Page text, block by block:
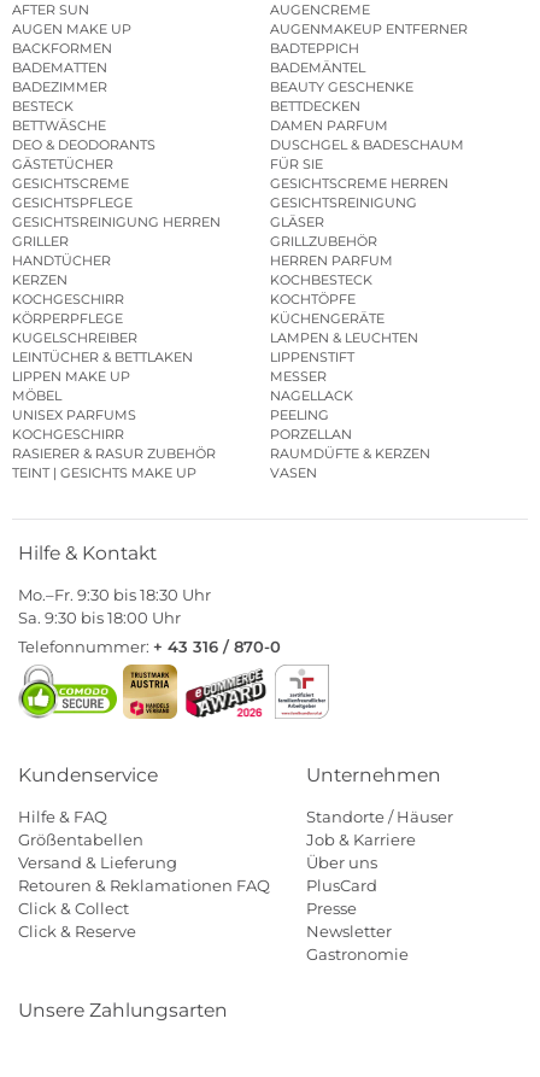
AFTER SUN
AUGENCREME
AUGEN MAKE UP
AUGENMAKEUP ENTFERNER
BACKFORMEN
BADTEPPICH
BADEMATTEN
BADEMÄNTEL
BADEZIMMER
BEAUTY GESCHENKE
BESTECK
BETTDECKEN
BETTWÄSCHE
DAMEN PARFUM
DEO & DEODORANTS
DUSCHGEL & BADESCHAUM
GÄSTETÜCHER
FÜR SIE
GESICHTSCREME
GESICHTSCREME HERREN
GESICHTSPFLEGE
GESICHTSREINIGUNG
GESICHTSREINIGUNG HERREN
GLÄSER
GRILLER
GRILLZUBEHÖR
HANDTÜCHER
HERREN PARFUM
KERZEN
KOCHBESTECK
KOCHGESCHIRR
KOCHTÖPFE
KÖRPERPFLEGE
KÜCHENGERÄTE
KUGELSCHREIBER
LAMPEN & LEUCHTEN
LEINTÜCHER & BETTLAKEN
LIPPENSTIFT
LIPPEN MAKE UP
MESSER
MÖBEL
NAGELLACK
UNISEX PARFUMS
PEELING
KOCHGESCHIRR
PORZELLAN
RASIERER & RASUR ZUBEHÖR
RAUMDÜFTE & KERZEN
TEINT | GESICHTS MAKE UP
VASEN
Hilfe & Kontakt
Mo.–Fr. 9:30 bis 18:30 Uhr
Sa. 9:30 bis 18:00 Uhr
Telefonnummer: + 43 316 / 870-0
Kundenservice
Hilfe & FAQ
Größentabellen
Versand & Lieferung
Retouren & Reklamationen FAQ
Click & Collect
Click & Reserve
Unternehmen
Standorte / Häuser
Job & Karriere
Über uns
PlusCard
Presse
Newsletter
Gastronomie
Unsere Zahlungsarten